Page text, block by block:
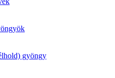
gyöngy